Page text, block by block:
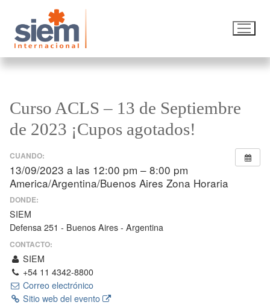
Curso ACLS – 13 de Septiembre
de 2023 ¡Cupos agotados!
CUANDO:
13/09/2023 a las 12:00 pm – 8:00 pm
America/Argentina/Buenos Aires Zona Horaria
DONDE:
SIEM
Defensa 251 - Buenos Aires - Argentina
CONTACTO:
SIEM
+54 11 4342-8800
Correo electrónico
Sitio web del evento